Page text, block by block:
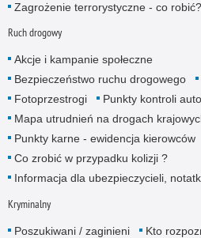
Zagrożenie terrorystyczne - co robić?
Ruch drogowy
Akcje i kampanie społeczne
Bezpieczeństwo ruchu drogowego
Fotoprzestrogi
Punkty kontroli
Mapa utrudnień na drogach
Punkty karne - ewidencja kierowców
Co zrobić w przypadku kolizji ?
Informacja dla ubezpieczycieli,
Kryminalny
Poszukiwani / zaginieni Kto